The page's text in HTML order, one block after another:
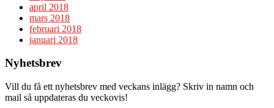
april 2018
mars 2018
februari 2018
januari 2018
Nyhetsbrev
Vill du få ett nyhetsbrev med veckans inlägg? Skriv in namn och
mail så uppdateras du veckovis!